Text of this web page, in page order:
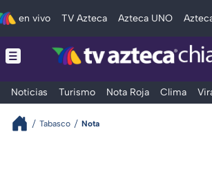
en vivo TV Azteca Azteca UNO
Noticias Turismo Nota Roja Clima
Tabasco Nota